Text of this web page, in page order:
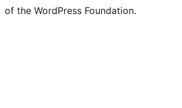
of the WordPress Foundation.